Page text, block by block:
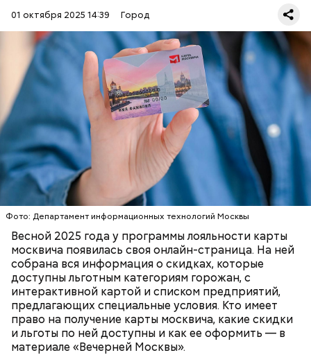
01 октября 2025 14:39 Город
Фото: Департамент информационных технологий Москвы
Весной 2025 года у программы лояльности карты
москвича появилась своя онлайн-страница. На ней
собрана вся информация о скидках, которые
доступны льготным категориям горожан, с
интерактивной картой и списком предприятий,
предлагающих специальные условия. Кто имеет
право на получение карты москвича, какие скидки
и льготы по ней доступны и как ее оформить — в
материале «Вечерней Москвы».
Скидки по карте москвича доступны в следующих
категориях:
парфюмерия и косметика;
продукты питания (супермаркеты, магазины у
дома);
спортивные магазины;
страхование, право и финансы;
бытовая техника и электроника;
товары для дома;
туризм (санатории, гостиницы, турфирмы).
ПОРТАЛ MOS.RU МОСКВА ЛЬГОТЫ
В настоящее время велоинфраструктура «Зеленого
кольца» реализована в пяти округах города,
подчеркнули в ЦОДД: